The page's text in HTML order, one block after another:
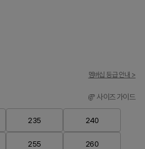
멤버십 등급 안내 >
사이즈 가이드
235 240
255 260